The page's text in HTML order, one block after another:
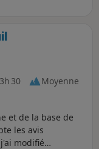
3h 30
Moyenne
et de la base de
les avis
modifié